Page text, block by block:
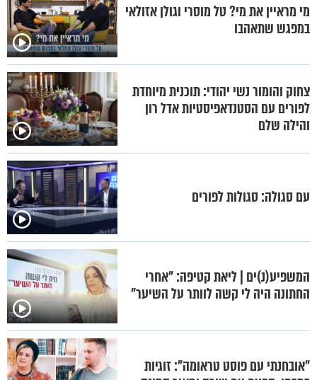
מי מראיין את מי? טל מוסרי וגולן אזולאי
במפגש שתאהבו
צחוק והומור נשי יהודי: תוכנית מיוחדת
לפורים עם הסטנדאפיסטיות אדל רון
והילה שלם
עם סגולה: סגולות לפורים
המשפיע(נ)ים | ליאת קטיפה: "אחרי
החתונה היה לי קשה לוותר על השיער"
"אובחנתי עם פוסט טראומה": זוגיות